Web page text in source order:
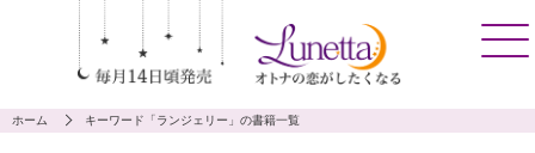
ホーム キーワード「ランジェリー」の書籍一覧